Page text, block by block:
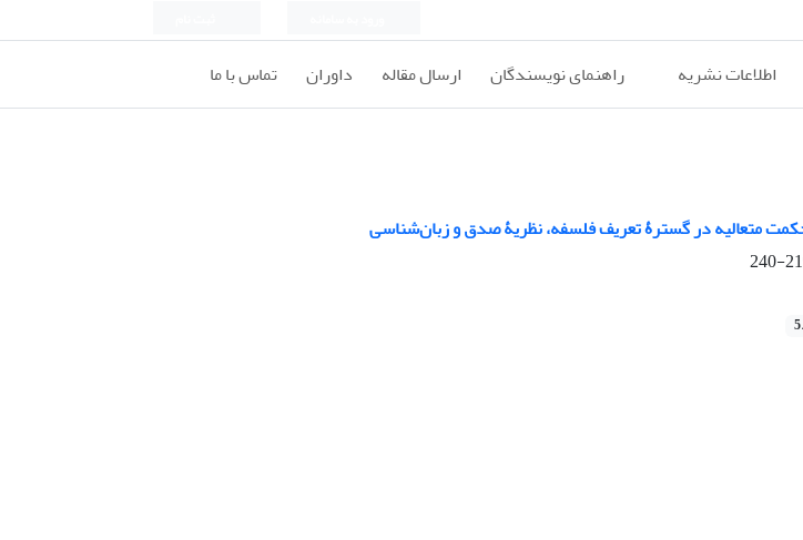
اطلاعات نشریه راهنمای نویسندگان ارسال مقاله داوران تماس با ما
متعالیه در گسترۀ تعریف فلسفه، نظریۀ صدق و زبان‌شناسی